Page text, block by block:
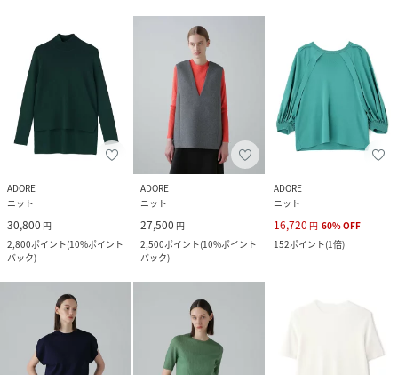
ADORE
ニット
30,800 円
2,800ポイント(10%ポイント
バック)
ADORE
ニット
27,500 円
2,500ポイント(10%ポイント
バック)
ADORE
ニット
16,720 円 60%OFF
152ポイント(1倍)